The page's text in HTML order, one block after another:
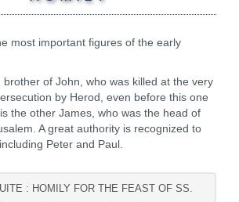
most important figures of the early
brother of John, who was killed at the very
by Herod, even before this one
the other James, who was the head of
A great authority is recognized to
Peter and Paul.
: HOMILY FOR THE FEAST OF SS.